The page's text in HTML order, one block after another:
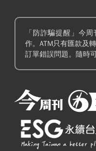
「防詐騙提醒」今
作。ATM只有匯款及
訂單錯誤問題。隨時